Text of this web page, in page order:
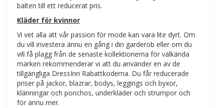
bälten till ett reducerat pris.
Kläder för kvinnor
Vi vet alla att vår passion för mode kan vara lite dyrt. Om
du vill investera ännu en gång i din garderob eller om du
vill få plagg från de senaste kollektionerna för välkända
märken rekommenderar vi att du använder en av de
tillgängliga DressInn Rabattkoderna. Du får reducerade
priser på jackor, blazrar, bodys, leggings och byxor,
klänningar och ponchos, underkläder och strumpor och
för ännu mer.